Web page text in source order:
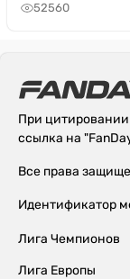
52560
При
ссылка на
Все права
Идентификатор
Лига Чемпионов
Лига Европы